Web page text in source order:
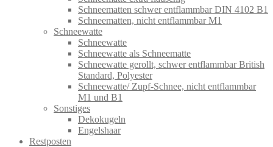
Schneematten schwer entflammbar DIN 4102 B1
Schneematten, nicht entflammbar M1
Schneewatte
Schneewatte
Schneewatte als Schneematte
Schneewatte gerollt, schwer entflammbar British
Standard, Polyester
Schneewatte/ Zupf-Schnee, nicht entflammbar
M1 und B1
Sonstiges
Dekokugeln
Engelshaar
Restposten